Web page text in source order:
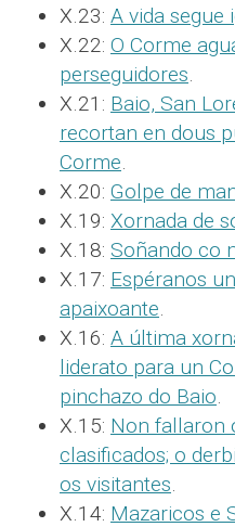
X.23: A vida segue
X.22: O Corme
perseguidores.
X.21: Baio, San
recortan en dous
Corme.
X.20: Golpe de
X.19: Xornada de
X.18: Soñando co
X.17: Espéranos
apaixoante.
X.16: A última
liderato para un
pinchazo do Baio.
X.15: Non fallaron
clasificados; o
os visitantes.
X.14: Mazaricos e